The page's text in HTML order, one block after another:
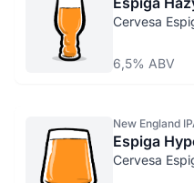
Cervesa
6,5% ABV
New England
Espiga
Cervesa